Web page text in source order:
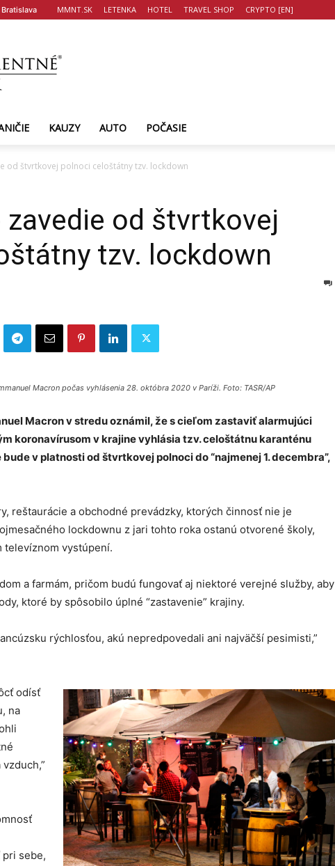
Bratislava MMNT.SK LETENKA HOTEL TRAVEL SHOP CRYPTO [EN]
KAUZY AUTO POČASIE
od štvrtkovej polnoci celoštátny tzv. lockdown
zavedie od štvrtkovej
tzv. lockdown
Macron počas vyhlásenia 28. októbra 2020 v Paríži. Foto: TASR/AP
Macron v stredu oznámil, že s cieľom zastaviť alarmujúci
koronavírusom v krajine vyhlásia tzv. celoštátnu karanténu
v platnosti od štvrtkovej polnoci do “najmenej 1. decembra”,
reštaurácie a obchodné prevádzky, ktorých činnosť nie je
lockdownu z jari tohto roka ostanú otvorené školy,
televíznom vystúpení.
a farmám, pričom budú fungovať aj niektoré verejné služby, aby
ktoré by spôsobilo úplné “zastavenie” krajiny.
rýchlosťou, akú nepredpovedali ani najväčší pesimisti,”
odísť
na
sebe,